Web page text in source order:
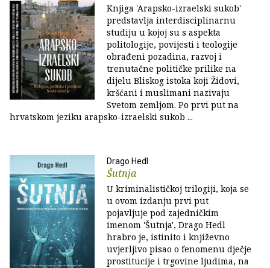
Knjiga 'Arapsko-izraelski sukob'
predstavlja interdisciplinarnu
studiju u kojoj su s aspekta
politologije, povijesti i teologije
obrađeni pozadina, razvoj i
trenutačne političke prilike na
dijelu Bliskog istoka koji Židovi,
kršćani i muslimani nazivaju
Svetom zemljom. Po prvi put na
hrvatskom jeziku arapsko-izraelski sukob ...
Drago Hedl
Šutnja
U kriminalističkoj trilogiji, koja se
u ovom izdanju prvi put
pojavljuje pod zajedničkim
imenom 'Šutnja', Drago Hedl
hrabro je, istinito i književno
uvjerljivo pisao o fenomenu dječje
prostitucije i trgovine ljudima, na